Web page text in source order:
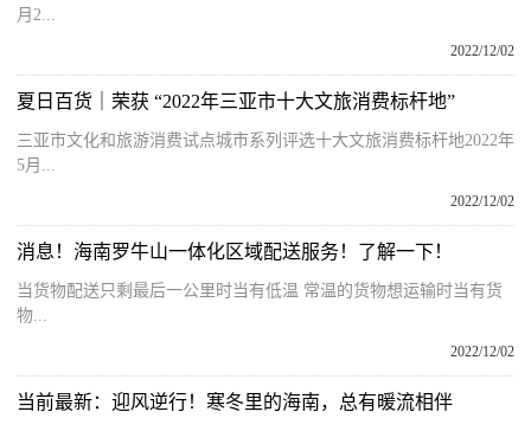
月2...
2022/12/02
夏日百货｜荣获 “2022年三亚市十大文旅消费标杆地”
三亚市文化和旅游消费试点城市系列评选十大文旅消费标杆地2022年
5月...
2022/12/02
消息！海南罗牛山一体化区域配送服务！了解一下！
当货物配送只剩最后一公里时当有低温 常温的货物想运输时当有货
物...
2022/12/02
当前最新：迎风逆行！寒冬里的海南，总有暖流相伴